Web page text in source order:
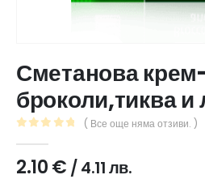
Сметанова
броколи,тиква
( Все още няма отзиви. )
2.10€ / 4.11 лв.